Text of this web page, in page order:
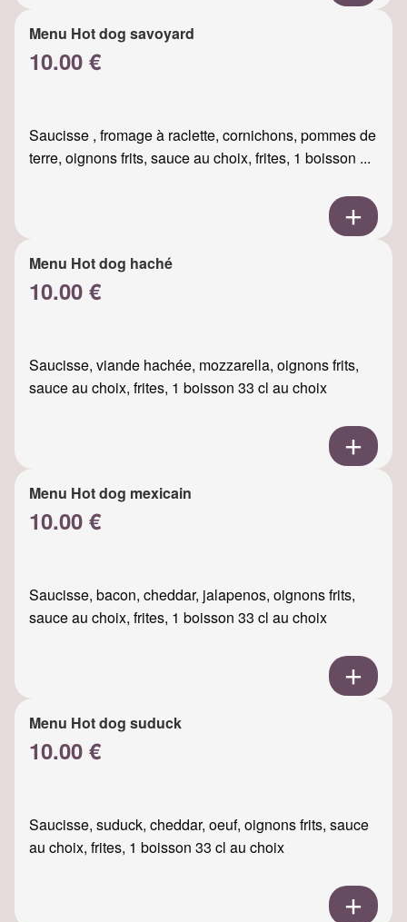
Menu Hot dog savoyard
10.00 €
Saucisse , fromage à raclette, cornichons, pommes de
terre, oignons frits, sauce au choix, frites, 1 boisson ...
Menu Hot dog haché
10.00 €
Saucisse, viande hachée, mozzarella, oignons frits,
sauce au choix, frites, 1 boisson 33 cl au choix
Menu Hot dog mexicain
10.00 €
Saucisse, bacon, cheddar, jalapenos, oignons frits,
sauce au choix, frites, 1 boisson 33 cl au choix
Menu Hot dog suduck
10.00 €
Saucisse, suduck, cheddar, oeuf, oignons frits, sauce
au choix, frites, 1 boisson 33 cl au choix